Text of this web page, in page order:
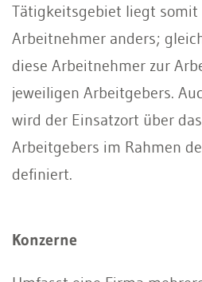
Tätigkeitsgebiet liegt somit
Arbeitnehmer anders;
diese Arbeitnehmer zur
jeweiligen Arbeitgebers.
wird der Einsatzort über
Arbeitgebers im Rahmen
definiert.
Konzerne